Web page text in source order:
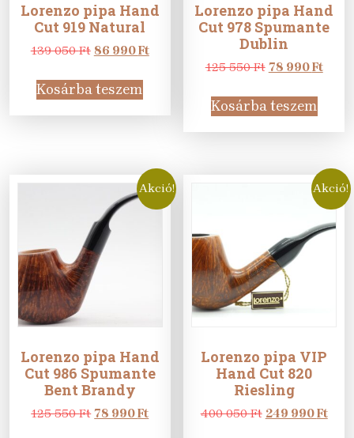
Lorenzo pipa Hand
Cut 919 Natural
139 050Ft Original
was:
139
050 Ft.
86 990FtCurrent
990 Ft.
Kosárba teszem
Lorenzo pipa Hand
Cut 978 Spumante
Dublin
125 550Ft Original
was:
125
550 Ft.
78 990Ft
990
Kosárba teszem
Akció!
Lorenzo pipa Hand
Cut 986 Spumante
Bent Brandy
125 550Ft Original
78 990FtCurrent
Akció!
Lorenzo pipa VIP
Hand Cut 820
Riesling
400 050Ft Original
249 990Ft